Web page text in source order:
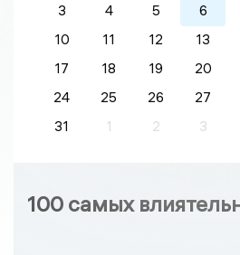
3
4 5 6
10
11 12 13
17
18 19 20
24
25 26 27
31
1 2 3
100 самых